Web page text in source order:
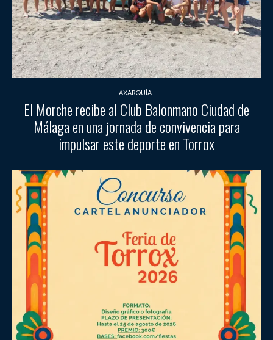
AXARQUÍA
El Morche recibe al Club Balonmano Ciudad de
Málaga en una jornada de convivencia para
impulsar este deporte en Torrox